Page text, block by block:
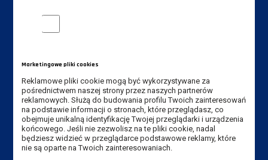
E-mail Instytut:sekretariat-ig@ansleszno.pl
E-mail rekrutacja:rekrutacja@ansleszno.pl
Przydatne linki:
Analityczne pliki cookie
Marketingowe pliki cookies
Reklamowe pliki cookie mogą być wykorzystywane za
pośrednictwem naszej strony przez naszych partnerów
reklamowych. Służą do budowania profilu Twoich zainteresowań
na podstawie informacji o stronach, które przeglądasz, co
obejmuje unikalną identyfikację Twojej przeglądarki i urządzenia
końcowego. Jeśli nie zezwolisz na te pliki cookie, nadal
będziesz widzieć w przeglądarce podstawowe reklamy, które
nie są oparte na Twoich zainteresowaniach.